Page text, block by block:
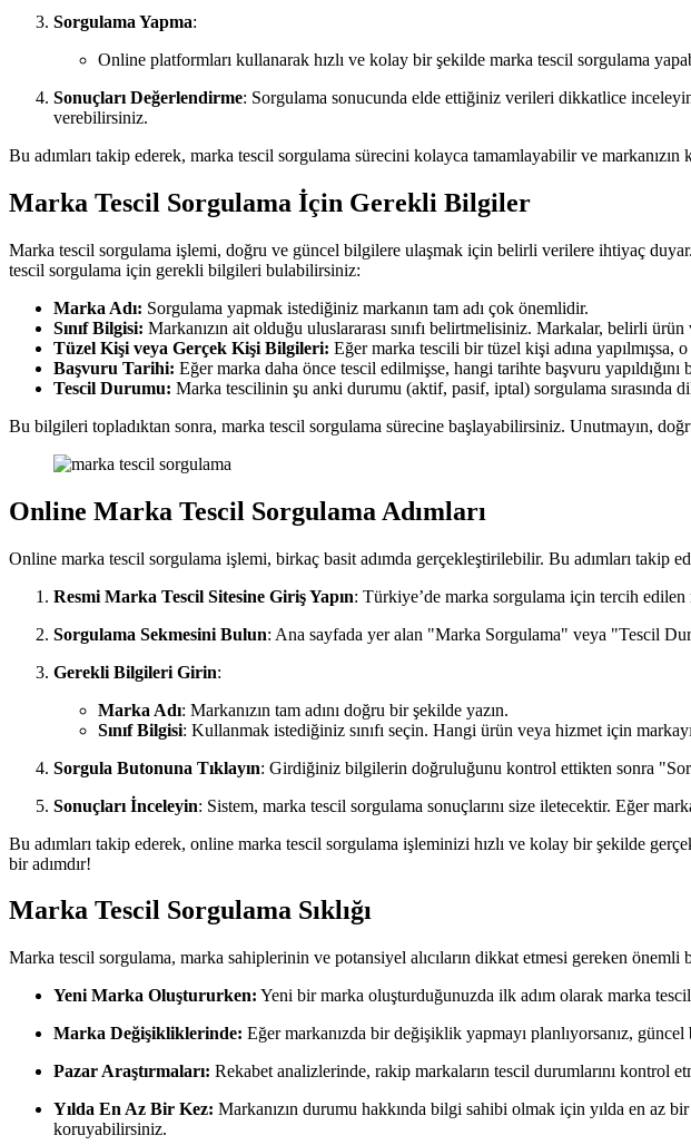
Sorgulama Yapma:
Online platformları kullanarak hızlı ve kolay bir şekilde marka tescil sorgulama
Sonuçları Değerlendirme: Sorgulama sonucunda elde ettiğiniz verileri dikkatlice
verebilirsiniz.
Bu adımları takip ederek, marka tescil sorgulama sürecini kolayca tamamlayabilir ve
Marka Tescil Sorgulama İçin Gerekli Bilgiler
Marka tescil sorgulama işlemi, doğru ve güncel bilgilere ulaşmak için belirli verilere ihtiyaç duyar.
tescil sorgulama için gerekli bilgileri bulabilirsiniz:
Marka Adı: Sorgulama yapmak istediğiniz markanın tam adı çok önemlidir.
Sınıf Bilgisi: Markanızın ait olduğu uluslararası sınıfı belirtmelisiniz. Markalar, belirli ürün
Tüzel Kişi veya Gerçek Kişi Bilgileri: Eğer marka tescili bir tüzel kişi adına
Başvuru Tarihi: Eğer marka daha önce tescil edilmişse, hangi tarihte başvuru yapıldığını
Tescil Durumu: Marka tescilinin şu anki durumu (aktif, pasif, iptal) sorgulama sırasında
Bu bilgileri topladıktan sonra, marka tescil sorgulama sürecine başlayabilirsiniz. Unutmayın,
Online Marka Tescil Sorgulama Adımları
Online marka tescil sorgulama işlemi, birkaç basit adımda gerçekleştirilebilir. Bu adımları takip
Resmi Marka Tescil Sitesine Giriş Yapın: Türkiye’de marka sorgulama için tercih
Sorgulama Sekmesini Bulun: Ana sayfada yer alan "Marka Sorgulama" veya "Tescil
Gerekli Bilgileri Girin:
Marka Adı: Markanızın tam adını doğru bir şekilde yazın.
Sınıf Bilgisi: Kullanmak istediğiniz sınıfı seçin. Hangi ürün veya hizmet için
Sorgula Butonuna Tıklayın: Girdiğiniz bilgilerin doğruluğunu kontrol ettikten sonra
Sonuçları İnceleyin: Sistem, marka tescil sorgulama sonuçlarını size iletecektir. Eğer
Bu adımları takip ederek, online marka tescil sorgulama işleminizi hızlı ve kolay bir şekilde
bir adımdır!
Marka Tescil Sorgulama Sıklığı
Marka tescil sorgulama, marka sahiplerinin ve potansiyel alıcıların dikkat etmesi gereken
Yeni Marka Oluştururken: Yeni bir marka oluşturduğunuzda ilk adım olarak marka
Marka Değişikliklerinde: Eğer markanızda bir değişiklik yapmayı planlıyorsanız,
Pazar Araştırmaları: Rekabet analizlerinde, rakip markaların tescil durumlarını kontrol
Yılda En Az Bir Kez: Markanızın durumu hakkında bilgi sahibi olmak için yılda en az
koruyabilirsiniz.